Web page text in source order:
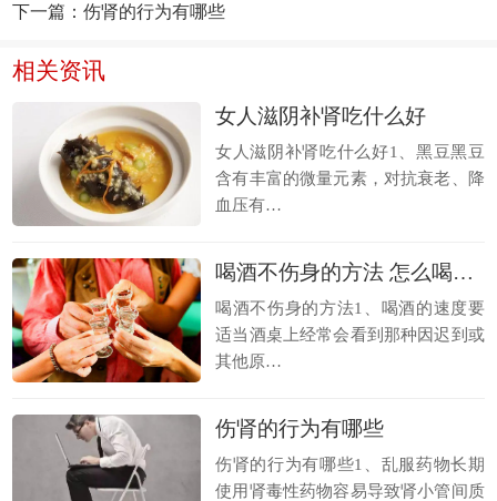
下一篇：伤肾的行为有哪些
相关资讯
女人滋阴补肾吃什么好
女人滋阴补肾吃什么好1、黑豆黑豆
含有丰富的微量元素，对抗衰老、降
血压有…
喝酒不伤身的方法 怎么喝酒不伤身
喝酒不伤身的方法1、喝酒的速度要
适当酒桌上经常会看到那种因迟到或
其他原…
伤肾的行为有哪些
伤肾的行为有哪些1、乱服药物长期
使用肾毒性药物容易导致肾小管间质